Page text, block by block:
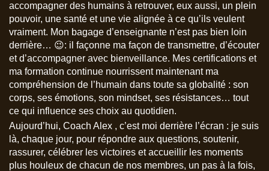
accompagner des humains à retrouver, eux aussi, un plein
pouvoir, une santé et une vie alignée à ce qu’ils veulent
vraiment. Mon bagage d’enseignante n’est pas bien loin
derrière… 😉: il façonne ma façon de transmettre, d’écouter
et d’accompagner avec bienveillance. Mes certifications et
ma formation continue nourrissent maintenant ma
compréhension de l’humain dans toute sa globalité : son
corps, ses émotions, son mindset, ses résistances… tout
ce qui influence ses choix au quotidien.
Aujourd’hui, Coach Alex , c’est moi derrière l’écran : je suis
là, chaque jour, pour répondre aux questions, soutenir,
rassurer, célébrer les victoires et accueillir les moments
plus houleux de chacun de nos membres, un pas à la fois,